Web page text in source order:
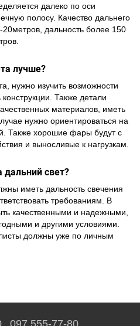
далеко по оси
полосу. Качество дальнего
дальность более 150
лучше?
нужно изучить возможности
Также детали
материалов, иметь
нужно ориентироваться на
Также хорошие фары будут с
и выносливые к нагрузкам.
дальний свет?
иметь дальность свечения
требованиям. В
качественными и надежными,
и другими условиями.
должны уже по личным
097 555-77-80